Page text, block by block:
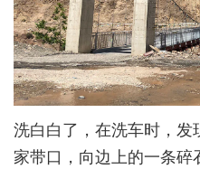
洗白白了，在洗车时，
家带口，向边上的一条